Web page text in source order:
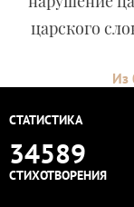
царского
Из
СТАТИСТИКА
34589
СТИХОТВОРЕНИЯ